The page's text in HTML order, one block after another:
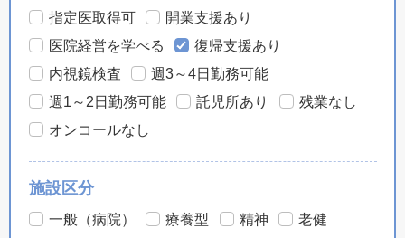
指定医取得可
開業支援あり
医院経営を学べる
復帰支援あり
内視鏡検査
週3～4日勤務可能
週1～2日勤務可能
託児所あり
残業なし
オンコールなし
施設区分
一般（病院） 療養型 精神
老健